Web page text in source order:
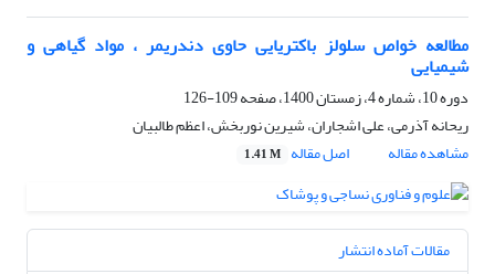
مطالعه خواص سلولز باکتریایی حاوی دندریمر ، مواد گیاهی و
شیمیایی
دوره 10، شماره 4، زمستان 1400، صفحه
109-126
ریحانه آذرمی، علی اشجاران، شیرین نوربخش، اعظم طالبیان
مشاهده مقاله
اصل مقاله 1.41 M
مقالات آماده انتشار